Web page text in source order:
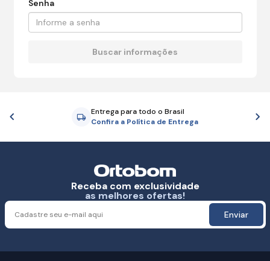
Senha
Entrega para todo o Brasil
Confira a Política de Entrega
Anterior
Receba com exclusividade
as melhores ofertas!
Enviar